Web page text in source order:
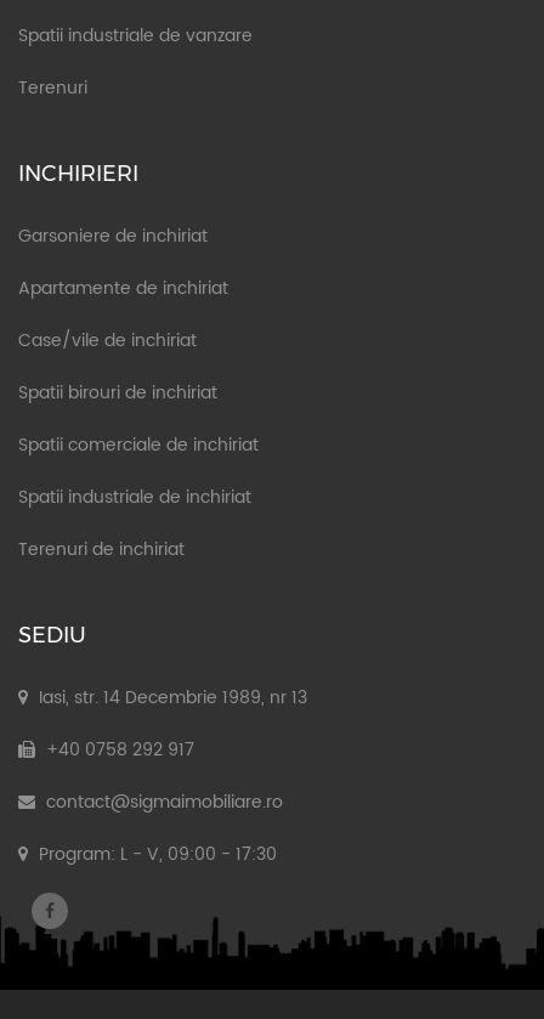
Spatii industriale de vanzare
Terenuri
INCHIRIERI
Garsoniere de inchiriat
Apartamente de inchiriat
Case/vile de inchiriat
Spatii birouri de inchiriat
Spatii comerciale de inchiriat
Spatii industriale de inchiriat
Terenuri de inchiriat
SEDIU
Iasi, str. 14 Decembrie 1989, nr 13
+40 0758 292 917
contact@sigmaimobiliare.ro
Program: L - V, 09:00 - 17:30